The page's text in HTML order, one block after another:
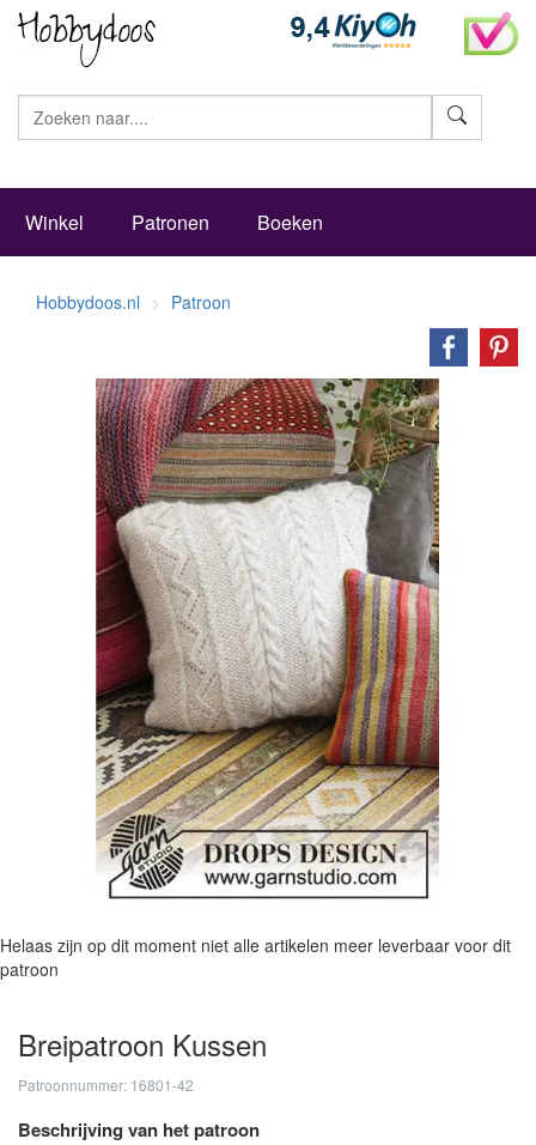
Winkel Patronen Boeken
Hobbydoos.nl Patroon
Helaas zijn op dit moment niet alle artikelen meer leverbaar voor dit
patroon
Breipatroon Kussen
Patroonnummer: 16801-42
Beschrijving van het patroon